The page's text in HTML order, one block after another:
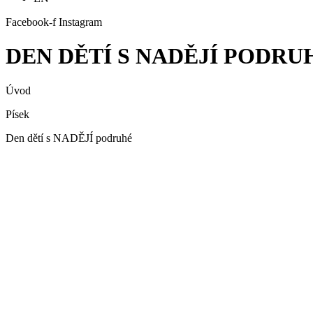
Facebook-f Instagram
DEN DĚTÍ S NADĚJÍ
Úvod
Písek
Den dětí s NADĚJÍ podruhé